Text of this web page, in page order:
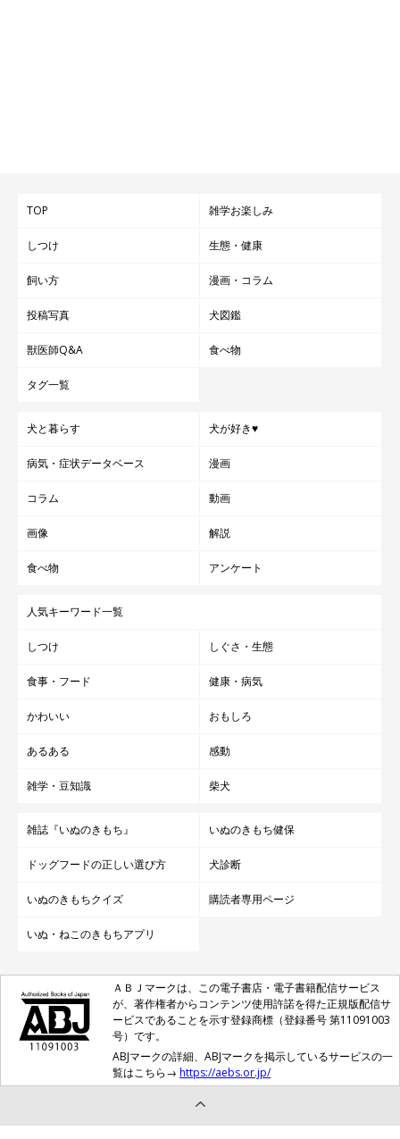
TOP 雑学お楽しみ
しつけ 生態・健康
飼い方 漫画・コラム
投稿写真 犬図鑑
獣医師Q&A 食べ物
タグ一覧
犬と暮らす 犬が好き♥
病気・症状データベース 漫画
コラム 動画
画像 解説
食べ物 アンケート
人気キーワード一覧
しつけ しぐさ・生態
食事・フード 健康・病気
かわいい おもしろ
あるある 感動
雑学・豆知識 柴犬
雑誌『いぬのきもち』 いぬのきもち健保
ドッグフードの正しい選び方 犬診断
いぬのきもちクイズ 購読者専用ページ
いぬ・ねこのきもちアプリ
ＡＢＪマークは、この電子書店・電子書籍配信サービス
が、著作権者からコンテンツ使用許諾を得た正規版配信サ
ービスであることを示す登録商標（登録番号 第11091003
号）です。
ABJマークの詳細、ABJマークを掲示しているサービスの一
覧はこちら→ https://aebs.or.jp/